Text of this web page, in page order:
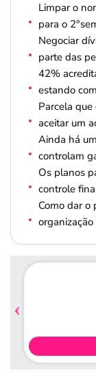
Limpar o
para o
Negociar
parte das
42%
estando
Parcela
aceitar um
Ainda há
controlam
Os planos
controle
Como dar o